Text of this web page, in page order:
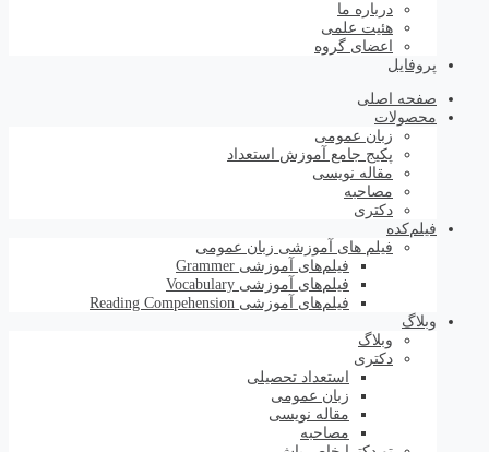
درباره ما
هئیت علمی
اعضای گروه
پروفایل
صفحه اصلی
محصولات
زبان عمومی
پکیج جامع آموزش استعداد
مقاله نویسی
مصاحبه
دکتری
فیلم‌کده
فیلم های آموزشی زبان عمومی
فیلم‌های آموزشی Grammer
فیلم‌های آموزشی Vocabulary
فیلم‌های آموزشی Reading Compehension
وبلاگ
وبلاگ
دکتری
استعداد تحصیلی
زبان عمومی
مقاله نویسی
مصاحبه